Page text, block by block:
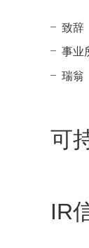
致辞
事业
瑞翁
可
IR